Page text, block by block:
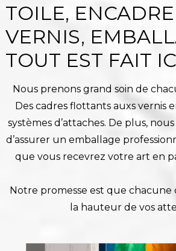
TOILE,
VERNIS,
TOUT EST FAIT
Nous prenons grand soin de
Des cadres flottants auxs vernis
systèmes d’attaches. De plus,
d’assurer un emballage
que vous recevrez votre art en
Notre promesse est que chacune
la hauteur de vos